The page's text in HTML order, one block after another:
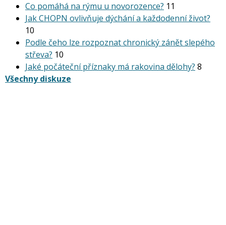
Co pomáhá na rýmu u novorozence? 11
Jak CHOPN ovlivňuje dýchání a každodenní život?
10
Podle čeho lze rozpoznat chronický zánět slepého
střeva? 10
Jaké počáteční příznaky má rakovina dělohy? 8
Všechny diskuze